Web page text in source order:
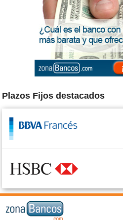
Plazos Fijos destacados